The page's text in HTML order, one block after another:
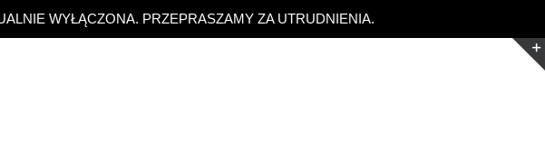
WYŁĄCZONA. PRZEPRASZAMY ZA UTRUDNIENIA.